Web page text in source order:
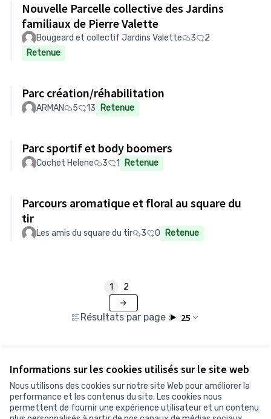
Informations sur les cookies utilisés sur le site web
Nous utilisons des cookies sur notre site Web pour améliorer la
performance et les contenus du site. Les cookies nous
permettent de fournir une expérience utilisateur et un contenu
Nouvelle Parcelle collective des Jardins
familiaux de Pierre Valette
Bougeard et collectif Jardins Valette 3
2
Retenue
Parc création/réhabilitation
ARMAN 5 13 Retenue
Parc sportif et body boomers
Cochet Helene 3 1 Retenue
Parcours aromatique et floral au square du
tir
Les amis du square du tir 3 0 Retenue
Résultats par page : 25
1 2
Voir toutes les propositions retirées
Conditions d'utilisation